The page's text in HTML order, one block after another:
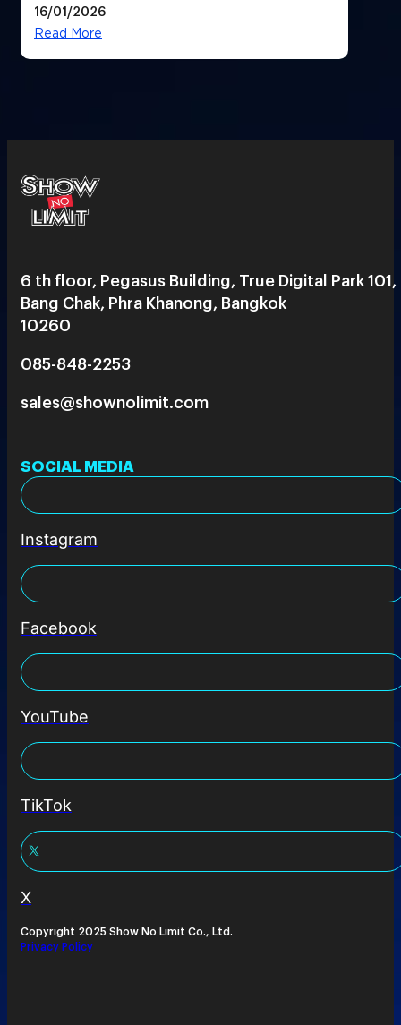
ได้ 53,000 ล้านบาท
16/01/2026
Read More
6 th floor, Pegasus Building, True Digital Park 101,
Bang Chak, Phra Khanong, Bangkok
10260
085-848-2253
sales@shownolimit.com
SOCIAL MEDIA
Instagram
Facebook
YouTube
TikTok
X
Copyright 2025 Show No Limit Co., Ltd.
Privacy Policy